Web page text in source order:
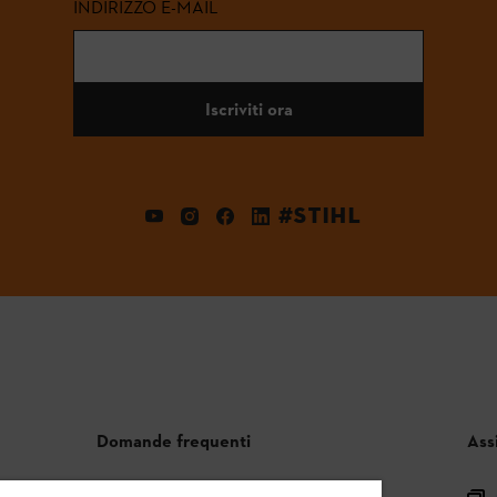
INDIRIZZO E-MAIL
Iscriviti ora
#STIHL
Domande frequenti